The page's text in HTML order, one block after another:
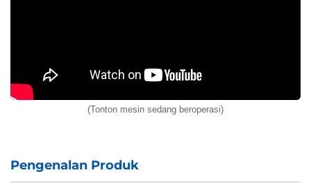
(Tonton mesin sedang beroperasi)
Pengenalan Produk